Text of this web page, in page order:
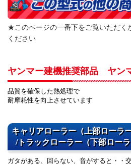
★このページの一番下をご覧いただく
ください
ヤンマー建機推奨部品 ヤン
品質を確保した熱処理で
耐摩耗性を向上させています
キャリアローラー（上部ローラー
/トラックローラー（下部ローラ
ガタがある、回らない、音がすると・・